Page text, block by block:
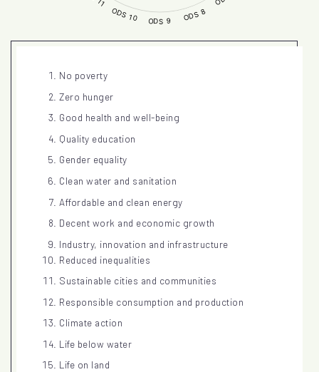
No poverty
Zero hunger
Good health and well-being
Quality education
Gender equality
Clean water and sanitation
Affordable and clean energy
Decent work and economic growth
Industry, innovation and infrastructure
Reduced inequalities
Sustainable cities and communities
Responsible consumption and production
Climate action
Life below water
Life on land